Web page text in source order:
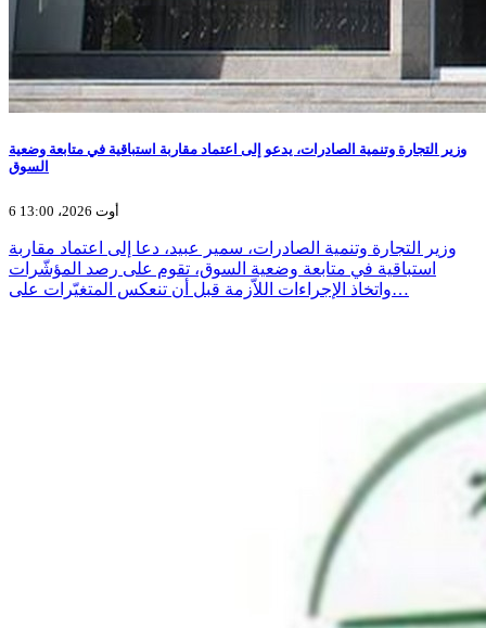
وزير التجارة وتنمية الصادرات، يدعو إلى اعتماد مقاربة استباقية في متابعة وضعية
السوق
6 أوت 2026، 13:00
وزير التجارة وتنمية الصادرات، سمير عبيد، دعا إلى اعتماد مقاربة
استباقية في متابعة وضعية السوق، تقوم على رصد المؤشّرات
واتخاذ الإجراءات اللاّزمة قبل أن تنعكس المتغيّرات على…